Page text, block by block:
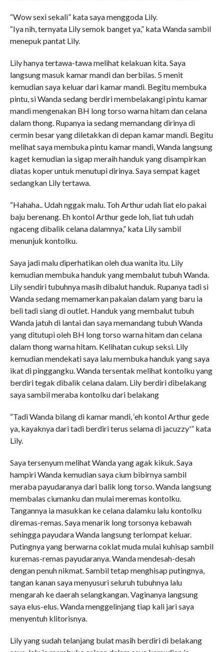
“Wow sexi sekali” kata saya menggoda Lily.
“Iya nih, ternyata Lily semok banget ya,” kata Wanda sambil
menepuk pantat Lily.
Lily hanya tertawa-tawa melihat kelakuan kita. Saya
langsung masuk kamar mandi dan berbilas. 5 menit
kemudian saya keluar dari kamar mandi. Begitu membuka
pintu, si Wanda sedang berdiri membelakangi pintu kamar
mandi mengenakan BH long torso warna hitam dan celana
dalam thong. Rupanya ia sedang memandang dirinya di
cermin besar yang diletakkan di depan kamar mandi. Begitu
melihat saya membuka pintu kamar mandi, Wanda langsung
kaget kemudian ia sigap meraih handuk yang disampirkan
diatas koper untuk menutupi dirinya. Saya sempat kaget
sedangkan Lily tertawa.
“Hahaha.. Udah nggak malu. Toh Arthur udah liat elo pakai
baju berenang. Eh kontol Arthur gede loh, liat tuh udah
ngaceng dibalik celana dalamnya,” kata Lily sambil
menunjuk kontolku.
Saya jadi malu diperhatikan oleh dua wanita itu. Lily
kemudian membuka handuk yang membalut tubuh Wanda.
Lily sendiri tubuhnya masih dibalut handuk. Rupanya tadi si
Wanda sedang memamerkan pakaian dalam yang baru ia
beli tadi siang di outlet. Handuk yang membalut tubuh
Wanda jatuh di lantai dan saya memandang tubuh Wanda
yang ditutupi oleh BH long torso warna hitam dan celana
dalam thong warna hitam. Kelihatan cukup seksi. Lily
kemudian mendekati saya lalu membuka handuk yang saya
ikat di pinggangku. Wanda tersentak melihat kontolku yang
berdiri tegak dibalik celana dalam. Lily berdiri dibelakang
saya sambil meraba kontolku dari belakang
“Tadi Wanda bilang di kamar mandi, ‘eh kontol Arthur gede
ya, kayaknya dari tadi berdiri terus selama di jacuzzy'” kata
Lily.
Saya tersenyum melihat Wanda yang agak kikuk. Saya
hampiri Wanda kemudian saya cium bibirnya sambil
meraba payudaranya dari balik long torso. Wanda langsung
membalas ciumanku dan mulai meremas kontolku.
Tangannya ia masukkan ke celana dalamku lalu kontolku
diremas-remas. Saya menarik long torsonya kebawah
sehingga payudara Wanda langsung terlompat keluar.
Putingnya yang berwarna coklat muda mulai kuhisap sambil
kuremas-remas payudaranya. Wanda mendesah-desah
dengan penuh nikmat. Sambil tetap menghisap putingnya,
tangan kanan saya menyusuri seluruh tubuhnya lalu
mengarah ke daerah selangkangan. Vaginanya langsung
saya elus-elus. Wanda menggelinjang tiap kali jari saya
menyentuh klitorisnya.
Lily yang sudah telanjang bulat masih berdiri di belakang